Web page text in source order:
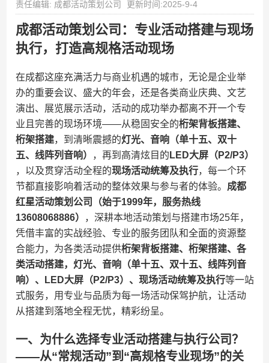
责任编辑: 成都活动策划公司 更新时间:2025-9-4
成都活动策划公司：专业活动搭建与现场
执行，打造高规格活动现场
在成都这座充满活力与商业机遇的城市，无论是企业举
办的重要会议、盛大的年会，还是各类商业庆典、文艺
演出、展览展示活动，活动的成功举办都离不开一个专
业且完善的现场环境——从稳固安全的​​桁架背板搭建、
桁架搭建​​，到清晰震撼的​​灯光、音响（单十五、双十
五、线阵列音响）​
​，再到高清炫目的​ ​LED大屏（P2/P3）​
，以及贯穿活动全程的​​现场活动统筹及执行​​，每一个环
节都直接影响着活动的整体效果与参与者的体验。​ ​成都
红星活动策划公司（始于1999年，服务热线
13608068886）​
​，深耕本地活动策划与搭建市场25年，
凭借丰富的实战经验、专业的服务团队和全面的资源整
合能力，为各类活动提供​​桁架背板搭建、桁架搭建、各
类活动搭建，灯光、音响（单十五、双十五、线阵列音
响）、LED大屏（P2/P3）、现场活动统筹及执行​​等一站
式服务，用专业与品质为每一场活动保驾护航，让活动
从搭建到落地全程无忧，精彩纷呈。
一、为什么选择专业活动搭建与执行公司？
——从“常规活动”到“高规格专业现场”的关